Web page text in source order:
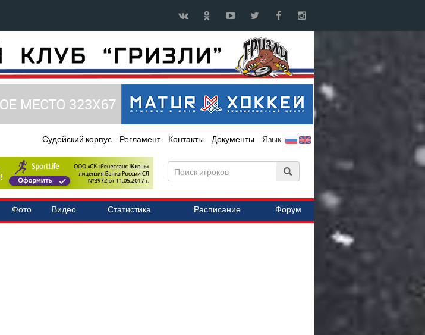
Судейский корпус Регламент Контакты Документы Язык:
Фото Видео Статистика Расписание Форум